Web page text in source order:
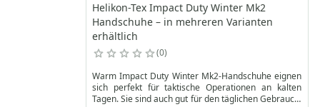
Helikon-Tex Impact Duty Winter Mk2
Handschuhe – in mehreren Varianten
erhältlich
0
Warm Impact Duty Winter Mk2-Handschuhe eignen
sich perfekt für taktische Operationen an kalten
Tagen. Sie sind auch gut für den täglichen Gebrauch.